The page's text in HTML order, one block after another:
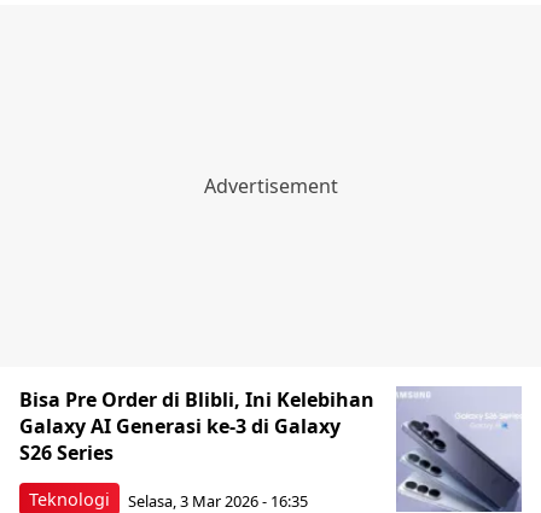
Teknologi
Bisa Pre Order di Blibli, Ini Kelebihan
Galaxy AI Generasi ke-3 di Galaxy
S26 Series
Selasa, 3 Mar 2026 - 16:35